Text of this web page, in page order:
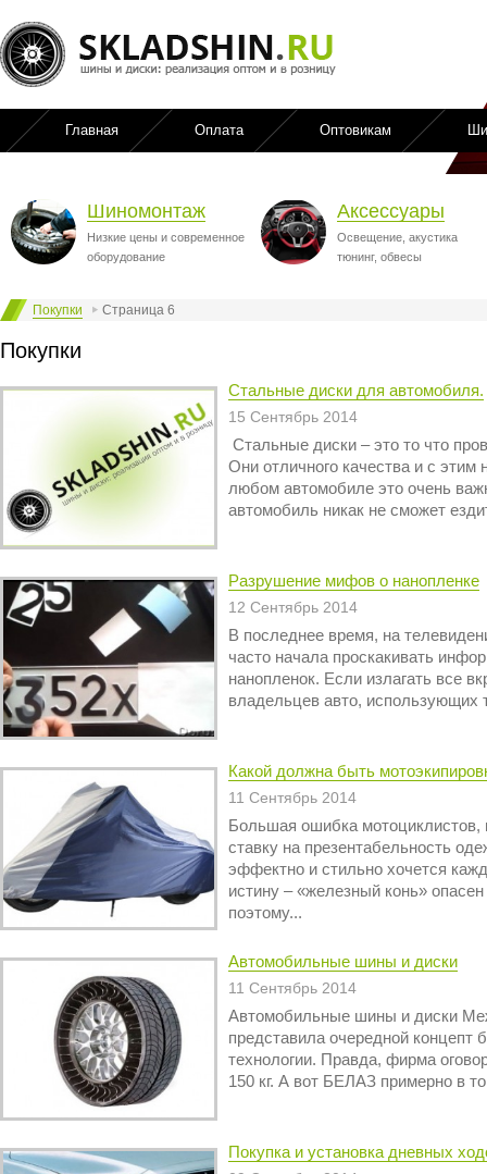
Главная Оплата Оптовикам
Шиномонтаж
Низкие цены и современное
оборудование
Аксессуары
Освещение, акустика
тюнинг, обвесы
Покупки Страница 6
Покупки
Стальные диски для автомобиля.
15 Сентябрь 2014
Стальные диски – это то что
Они отличного качества и с этим
любом автомобиле это очень
автомобиль никак не сможет
Разрушение мифов о нанопленке
12 Сентябрь 2014
В последнее время, на
часто начала проскакивать
нанопленок. Если излагать все
владельцев авто, использующих
Какой должна быть
11 Сентябрь 2014
Большая ошибка мотоциклистов,
ставку на презентабельность
эффектно и стильно хочется
истину – «железный конь»
поэтому...
Автомобильные шины и диски
11 Сентябрь 2014
Автомобильные шины и диски
представила очередной
технологии. Правда, фирма
150 кг. А вот БЕЛАЗ примерно в
Покупка и установка дневных